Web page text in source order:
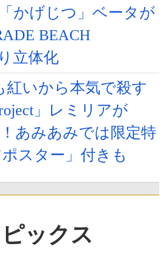
かげじつ」ベータが
BEACH
立体化
紅いから本気で殺す
」レミリアが
あみあみでは限定特
スター」付きも
ックス